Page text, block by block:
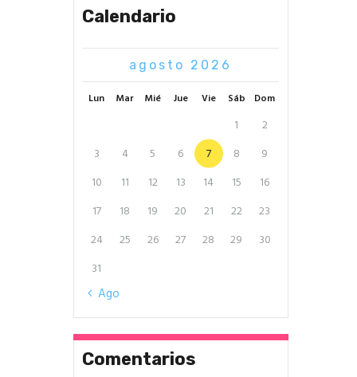
Calendario
agosto 2026
Lun Mar Mié Jue Vie Sáb Dom
1
2
3
4 5 6 7 8
9
10
11 12 13 14 15
16
17
18 19 20 21 22
23
24
25 26 27 28 29
30
31
« Ago
Comentarios